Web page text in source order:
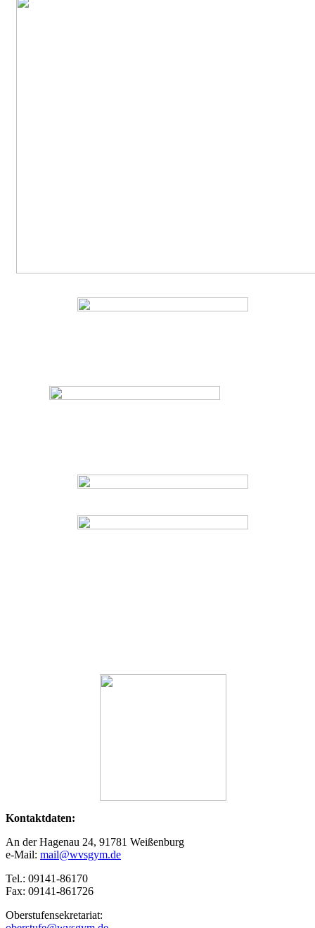
Kontaktdaten:
An der Hagenau 24, 91781 Weißenburg
e-Mail: mail@wvsgym.de
Tel.: 09141-86170
Fax: 09141-861726
Oberstufensekretariat: